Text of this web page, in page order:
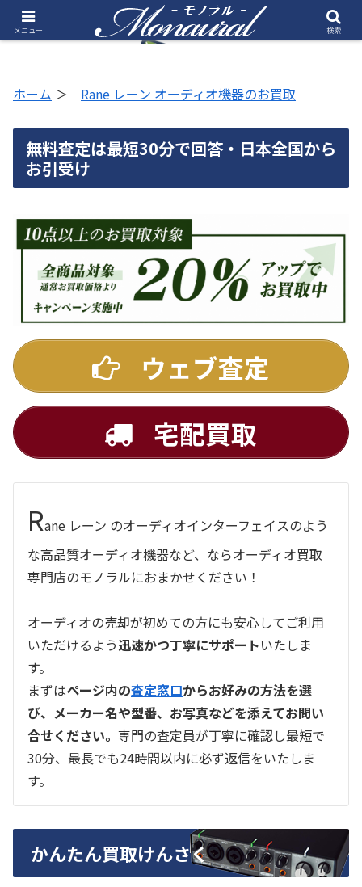
ホーム ＞ Rane レーン オーディオ機器のお買取
無料査定は最短30分で回答・日本全国から
お引受け
ウェブ査定
宅配買取
Rane レーン のオーディオインターフェイスのよう
な高品質オーディオ機器など、ならオーディオ買取
専門店のモノラルにおまかせください！
オーディオの売却が初めての方にも安心してご利用
いただけるよう迅速かつ丁寧にサポートいたしま
す。
まずはページ内の査定窓口からお好みの方法を選
び、メーカー名や型番、お写真などを添えてお問い
合せください。 専門の査定員が丁寧に確認し最短で
30分、最長でも24時間以内に必ず返信をいたしま
す。
かんたん買取けんさく
メニュー 検索